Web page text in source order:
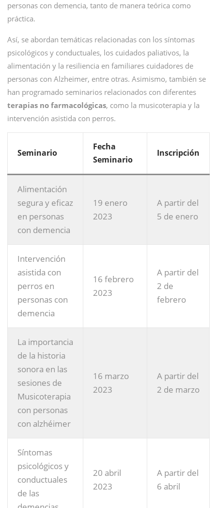
personas con demencia, tanto de manera teórica como
práctica.
Así, se abordan temáticas relacionadas con los síntomas
psicológicos y conductuales, los cuidados paliativos, la
alimentación y la resiliencia en familiares cuidadores de
personas con Alzheimer, entre otras. Asimismo, también se
han programado seminarios relacionados con diferentes
terapias no farmacológicas, como la musicoterapia y la
intervención asistida con perros.
Seminario
Fecha
Seminario
Inscripción
Alimentación
segura y eficaz
en personas
con demencia
19 enero
2023
A partir del
5 de enero
Intervención
asistida con
perros en
personas con
demencia
16 febrero
2023
A partir del
2 de
febrero
La importancia
de la historia
sonora en las
sesiones de
Musicoterapia
con personas
con alzhéimer
16 marzo
2023
A partir del
2 de marzo
Síntomas
psicológicos y
conductuales
de las
20 abril
2023
A partir del
6 abril